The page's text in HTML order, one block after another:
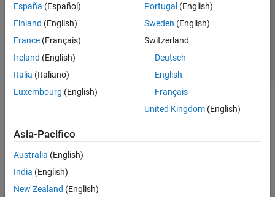
España (Español)
Finland (English)
France (Français)
Ireland (English)
Italia (Italiano)
Luxembourg (English)
Portugal (English)
Sweden (English)
Switzerland
Deutsch
English
Français
United Kingdom(English)
Asia-Pacifico
Australia (English)
India (English)
New Zealand (English)
© 1994-2026 The MathWorks, Inc.